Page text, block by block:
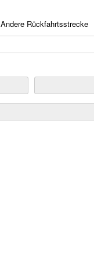
Andere Rückfahrtsstrecke